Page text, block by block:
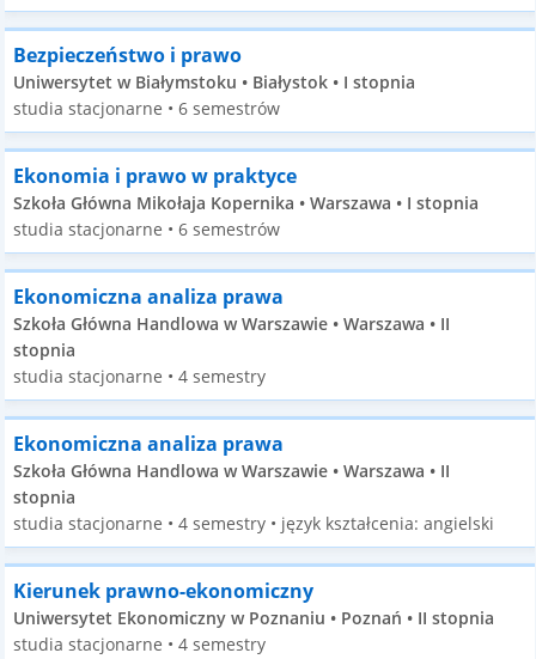
Bezpieczeństwo i prawo
Uniwersytet w Białymstoku • Białystok • I stopnia
studia stacjonarne • 6 semestrów
Ekonomia i prawo w praktyce
Szkoła Główna Mikołaja Kopernika • Warszawa • I stopnia
studia stacjonarne • 6 semestrów
Ekonomiczna analiza prawa
Szkoła Główna Handlowa w Warszawie • Warszawa • II
stopnia
studia stacjonarne • 4 semestry
Ekonomiczna analiza prawa
Szkoła Główna Handlowa w Warszawie • Warszawa • II
stopnia
studia stacjonarne • 4 semestry • język kształcenia: angielski
Kierunek prawno-ekonomiczny
Uniwersytet Ekonomiczny w Poznaniu • Poznań • II stopnia
studia stacjonarne • 4 semestry